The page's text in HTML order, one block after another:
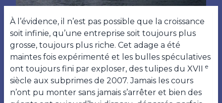
À l’évidence, il n’est pas possible que la croissance
soit infinie, qu’une entreprise soit toujours plus
grosse, toujours plus riche. Cet adage a été
maintes fois expérimenté et les bulles spéculatives
ont toujours fini par exploser, des tulipes du XVII e
siècle aux subprimes de 2007. Jamais les cours
n’ont pu monter sans jamais s’arrêter et bien des